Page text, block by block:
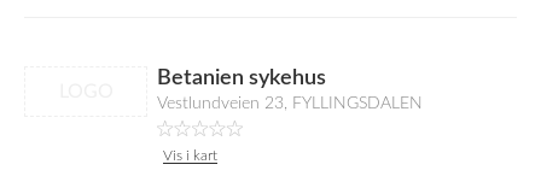
Betanien sykehus
Vestlundveien 23, FYLLINGSDALEN
Vis i kart